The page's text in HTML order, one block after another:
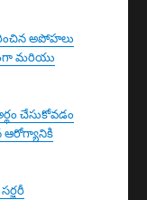
అపోహలు
మరియు
చేసుకోవడం
ఆరోగ్యానికి